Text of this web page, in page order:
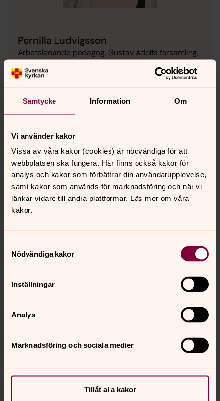
Samtycke Information Om
Vi använder kakor
Vissa av våra kakor (cookies) är nödvändiga för att
webbplatsen ska fungera. Här finns också kakor för
analys och kakor som förbättrar din användarupplevelse,
samt kakor som används för marknadsföring och när vi
länkar vidare till andra plattformar. Läs mer om våra
kakor.
Nödvändiga kakor
Inställningar
Analys
Marknadsföring och sociala medier
Tillåt alla kakor
Pernilla Ludvigsson
Arbetsledande pedagog, Gustav Adolfs församling,
Robin Lundstedt
E-post:robin.lundstedt@svenskakyrkan.se